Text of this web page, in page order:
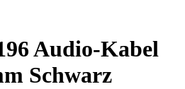
Audio-Kabel
Schwarz